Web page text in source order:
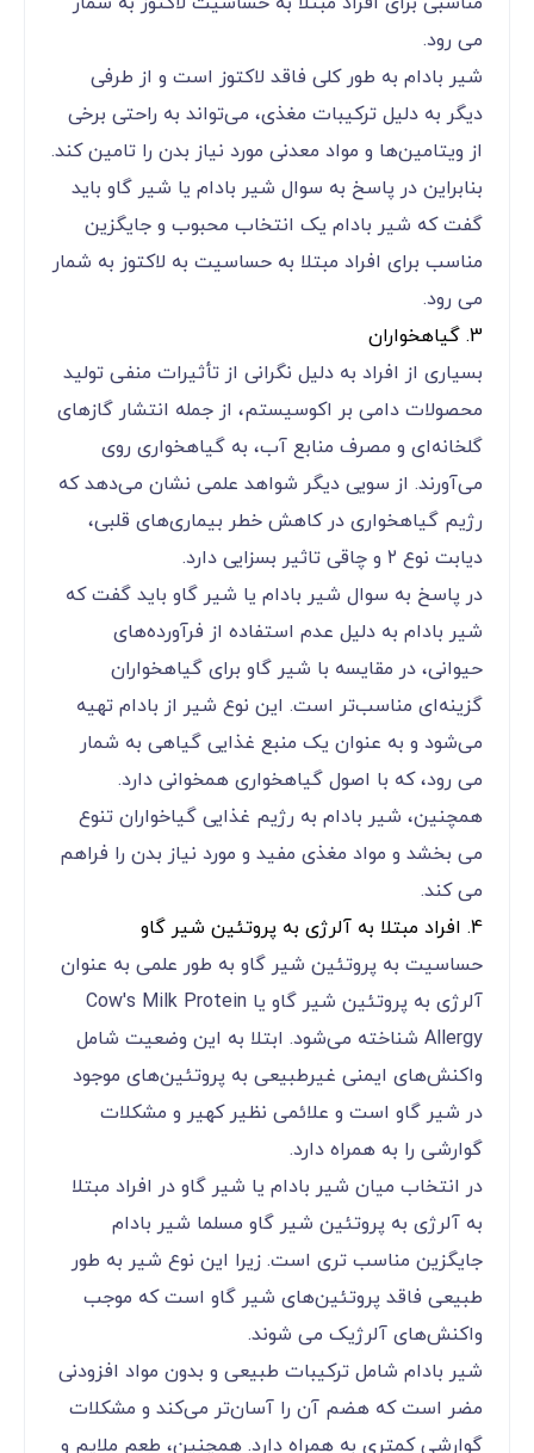
می رود.
شیر بادام به طور کلی فاقد لاکتوز است و از طرفی
دیگر به دلیل ترکیبات مغذی‌، می‌تواند به راحتی برخی
از ویتامین‌ها و مواد معدنی مورد نیاز بدن را تامین کند.
بنابراین در پاسخ به سوال شیر بادام یا شیر گاو باید
گفت که شیر بادام یک انتخاب محبوب و جایگزین
مناسب برای افراد مبتلا به حساسیت به لاکتوز به شمار
می رود.
3. گیاهخواران
بسیاری از افراد به دلیل نگرانی از تأثیرات منفی تولید
محصولات دامی بر اکوسیستم، از جمله انتشار گازهای
گلخانه‌ای و مصرف منابع آب، به گیاهخواری روی
می‌آورند. از سویی دیگر شواهد علمی نشان می‌دهد که
رژیم گیاهخواری در کاهش خطر بیماری‌های قلبی،
دیابت نوع ۲ و چاقی تاثیر بسزایی دارد.
در پاسخ به سوال شیر بادام یا شیر گاو باید گفت که
شیر بادام به دلیل عدم استفاده از فرآورده‌های
حیوانی، در مقایسه با شیر گاو برای گیاهخواران
گزینه‌ای مناسب‌تر است. این نوع شیر از بادام تهیه
می‌شود و به عنوان یک منبع غذایی گیاهی به شمار
می رود، که با اصول گیاهخواری همخوانی دارد.
همچنین، شیر بادام به رژیم غذایی گیاخواران تنوع
می بخشد و مواد مغذی مفید و مورد نیاز بدن را فراهم
می کند.
4. افراد مبتلا به آلرژی به پروتئین شیر گاو
حساسیت به پروتئین شیر گاو به طور علمی به عنوان
آلرژی به پروتئین شیر گاو یا Cow's Milk Protein
Allergy شناخته می‌شود. ابتلا به این وضعیت شامل
واکنش‌های ایمنی غیرطبیعی به پروتئین‌های موجود
در شیر گاو است و علائمی نظیر کهیر و مشکلات
گوارشی را به همراه دارد.
در انتخاب میان شیر بادام یا شیر گاو در افراد مبتلا
به آلرژی به پروتئین شیر گاو مسلما شیر بادام
جایگزین مناسب تری است. زیرا این نوع شیر به طور
طبیعی فاقد پروتئین‌های شیر گاو است که موجب
واکنش‌های آلرژیک می شوند.
شیر بادام شامل ترکیبات طبیعی و بدون مواد افزودنی
مضر است که هضم آن را آسان‌تر می‌کند و مشکلات
گوارشی کمتری به همراه دارد. همچنین، طعم ملایم و